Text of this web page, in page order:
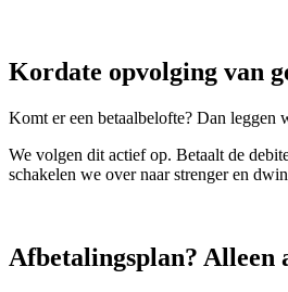
Kordate opvolging van
Komt er een betaalbelofte? Dan leggen
We volgen dit actief op. Betaalt de
schakelen we over naar strenger en
Afbetalingsplan? Alleen